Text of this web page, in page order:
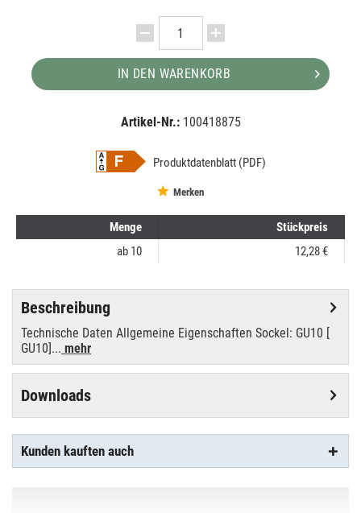
IN DEN WARENKORB
Artikel-Nr.: 100418875
Produktdatenblatt (PDF)
Merken
Menge
Stückpreis
ab 10 12,28 €
Beschreibung
Technische Daten Allgemeine Eigenschaften Sockel: GU10 [
GU10]... mehr
Downloads
Kunden kauften auch